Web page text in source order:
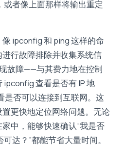
或者像上面那样将输出重定
像 ipconfig 和 ping 这样的命
行故障排除并收集系统信
故障——与其费力地在控制
查看是否有 IP 地
是否可以连接到互联网。这
更快地定位网络问题。无论
中，能够快速确认“我是否
达？”都能节省大量时间。